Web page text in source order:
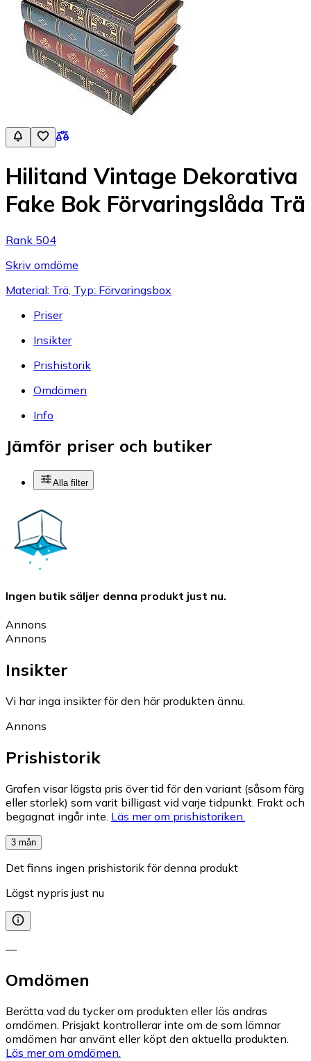
Hilitand Vintage Dekorativa
Fake Bok Förvaringslåda Trä
Rank 504
Skriv omdöme
Material: Trä, Typ: Förvaringsbox
Priser
Insikter
Prishistorik
Omdömen
Info
Jämför priser och butiker
Alla filter
Ingen butik säljer denna produkt just nu.
Annons
Annons
Insikter
Vi har inga insikter för den här produkten ännu.
Annons
Prishistorik
Grafen visar lägsta pris över tid för den variant (såsom färg
eller storlek) som varit billigast vid varje tidpunkt. Frakt och
begagnat ingår inte. Läs mer om prishistoriken.
3 mån
Det finns ingen prishistorik för denna produkt
Lägst nypris just nu
—
Omdömen
Berätta vad du tycker om produkten eller läs andras
omdömen. Prisjakt kontrollerar inte om de som lämnar
omdömen har använt eller köpt den aktuella produkten.
Läs mer om omdömen.